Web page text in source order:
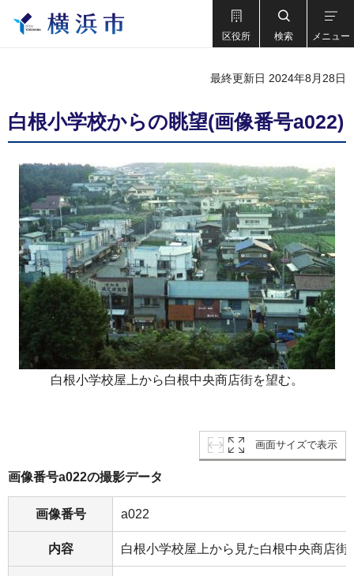
区役所 検索 メニュー
最終更新日 2024年8月28日
白根小学校からの眺望(画像番号a022)
白根小学校屋上から白根中央商店街を望む。
画面サイズで表示
画像番号a022の撮影データ
画像番号 a022
内容 白根小学校屋上から見た白根中央商店街